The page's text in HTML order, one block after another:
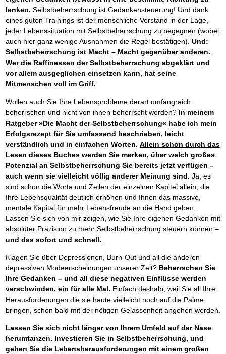
lenken. Selbstbeherrschung ist Gedankensteuerung! Und dank
eines guten Trainings ist der menschliche Verstand in der Lage,
jeder Lebenssituation mit Selbstbeherrschung zu begegnen (wobei
auch hier ganz wenige Ausnahmen die Regel bestätigen). Und:
Selbstbeherrschung ist Macht – Macht gegenüber anderen.
Wer die Raffinessen der Selbstbeherrschung abgeklärt und
vor allem ausgeglichen einsetzen kann, hat seine
Mitmenschen voll im Griff.
Wollen auch Sie Ihre Lebensprobleme derart umfangreich
beherrschen und nicht von ihnen beherrscht werden? In meinem
Ratgeber »Die Macht der Selbstbeherrschung« habe ich mein
Erfolgsrezept für Sie umfassend beschrieben, leicht
verständlich und in einfachen Worten. Allein schon durch das
Lesen dieses Bucheswerden Sie merken, über welch großes
Potenzial an Selbstbeherrschung Sie bereits jetzt verfügen –
auch wenn sie vielleicht völlig anderer Meinung sind. Ja, es
sind schon die Worte und Zeilen der einzelnen Kapitel allein, die
Ihre Lebensqualität deutlich erhöhen und Ihnen das massive,
mentale Kapital für mehr Lebensfreude an die Hand geben.
Lassen Sie sich von mir zeigen, wie Sie Ihre eigenen Gedanken mit
absoluter Präzision zu mehr Selbstbeherrschung steuern können –
und das sofort und schnell.
Klagen Sie über Depressionen, Burn-Out und all die anderen
depressiven Modeerscheinungen unserer Zeit? Beherrschen Sie
Ihre Gedanken – und all diese negativen Einflüsse werden
verschwinden, ein für alle Mal. Einfach deshalb, weil Sie all Ihre
Herausforderungen die sie heute vielleicht noch auf die Palme
bringen, schon bald mit der nötigen Gelassenheit angehen werden.
Lassen Sie sich nicht länger von Ihrem Umfeld auf der Nase
herumtanzen. Investieren Sie in Selbstbeherrschung, und
gehen Sie die Lebensherausforderungen mit einem großen